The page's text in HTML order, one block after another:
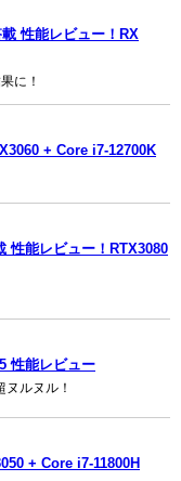
性能レビュー！RX
に！
+ Core i7-12700K
性能レビュー！RTX3080
性能レビュー
ルヌル！
+ Core i7-11800H